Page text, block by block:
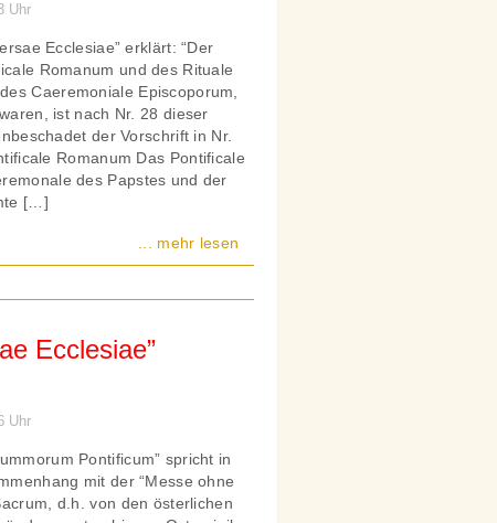
Uhr
Ecclesiae” erklärt: “Der
Romanum und des Rituale
Caeremoniale Episcoporum,
ist nach Nr. 28 dieser
der Vorschrift in Nr.
Romanum Das Pontificale
des Papstes und der
[…]
... mehr lesen
Ecclesiae”
Uhr
Pontificum” spricht in
mit der “Messe ohne
d.h. von den österlichen